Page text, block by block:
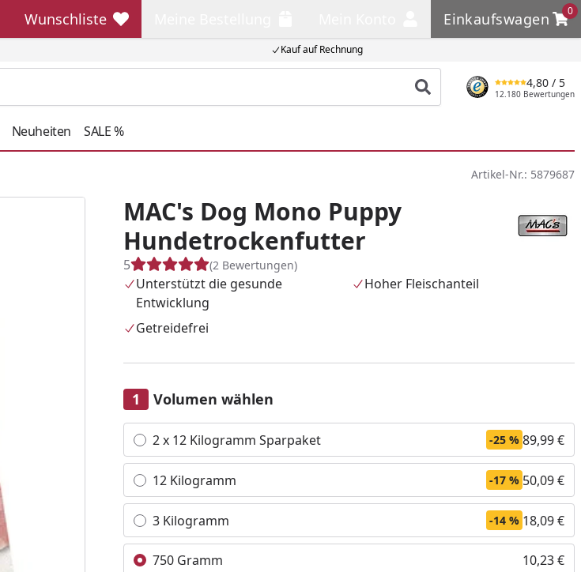
Kauf auf Rechnung
Wunschliste
Wunschliste Einkaufswagen
0
Einkaufswagen
Produkt suchen
4,80 / 5
12.180 Bewertungen
Neuheiten SALE %
Artikel-Nr.: 5879687
MAC's Dog Mono Puppy
Hundetrockenfutter
5 (2 Bewertungen)
Unterstützt die gesunde
Entwicklung
Hoher Fleischanteil
Getreidefrei
Volumen wählen
Alle anzeigen (4)
2 x 12 Kilogramm Sparpaket -25 % 89,99 €
12 Kilogramm -17 % 50,09 €
3 Kilogramm -14 % 18,09 €
750 Gramm 10,23 €